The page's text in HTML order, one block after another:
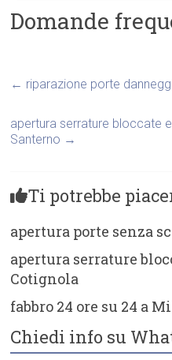
Domande
← riparazione porte
apertura serrature bloccate
Santerno →
Ti potrebbe
apertura porte senza
apertura serrature
Cotignola
fabbro 24 ore su 24 a
Chiedi info su